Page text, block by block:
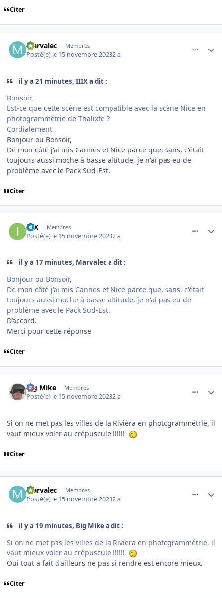
Citer
Marvalec Membres
Posté(e) le 15 novembre 20232 a
il y a 21 minutes, IIIX a dit :
Bonsoir,
Est-ce que cette scène est compatible avec la scène Nice en
photogrammétrie de Thalixte ?
Cordialement
Bonjour ou Bonsoir,
De mon côté j'ai mis Cannes et Nice parce que, sans, c'était
toujours aussi moche à basse altitude, je n'ai pas eu de
problème avec le Pack Sud-Est.
Citer
IIIX Membres
Posté(e) le 15 novembre 20232 a
il y a 17 minutes, Marvalec a dit :
Bonjour ou Bonsoir,
De mon côté j'ai mis Cannes et Nice parce que, sans, c'était
toujours aussi moche à basse altitude, je n'ai pas eu de
problème avec le Pack Sud-Est.
D’accord.
Merci pour cette réponse
Citer
Big Mike Membres
Posté(e) le 15 novembre 20232 a
Si on ne met pas les villes de la Riviera en photogrammétrie, il
vaut mieux voler au crépuscule !!!!!!
Citer
Marvalec Membres
Posté(e) le 15 novembre 20232 a
il y a 19 minutes, Big Mike a dit :
Si on ne met pas les villes de la Riviera en photogrammétrie, il
vaut mieux voler au crépuscule !!!!!!
Oui tout a fait d'ailleurs ne pas si rendre est encore mieux.
Citer